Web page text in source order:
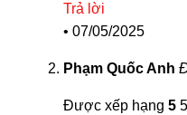
Trả lời
• 07/05/2025
Phạm Quốc Anh
Được xếp hạng 5